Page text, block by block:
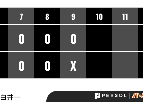
7 8 9 10 11
0 0
0
0 0 X
井一